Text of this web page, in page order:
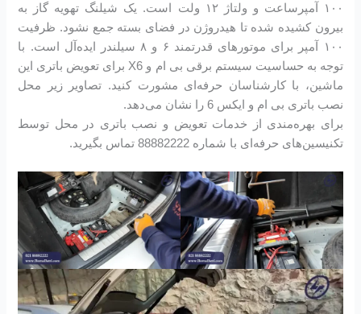
۱۰۰ آمپرساعت و ولتاژ ۱۲ ولت است. یک شیلنگ تهویه گاز به
بیرون کشیده شده تا هیدروژن در فضای بسته جمع نشود. ظرفیت
۱۰۰ آمپر برای موتورهای قدرتمند ۶ و ۸ سیلندر ایده‌آل است. با
توجه به حساسیت سیستم برقی بی ام و X6 برای تعویض باتری این
ماشین، با کارشناسان حرفه‌ای مشورت کنید. تصاویر زیر محل
نصب باتری بی ام و ایکس 6 را نشان می‌دهد.
برای بهره‌مندی از خدمات تعویض و نصب باتری در محل توسط
تکنیسین‌های حرفه‌ای با شماره 88882222 تماس بگیرید.